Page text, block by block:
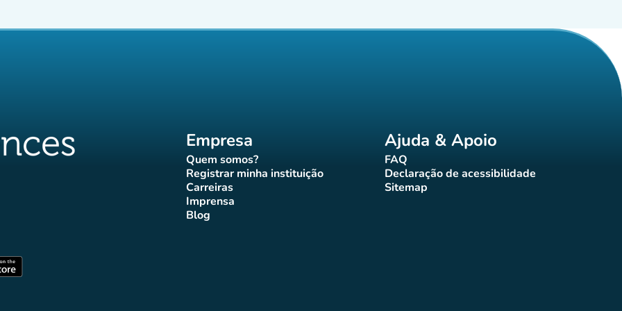
separador)
Empresa
Quem somos?(novo separador)
Registrar minha instituição
(novo separador)
Carreiras(novo separador)
Imprensa(novo separador)
Blog(novo separador)
Ajuda & Apoio
FAQ(novo separador)
Declaração de acessibilidade
(novo separador)
Sitemap(novo separador)